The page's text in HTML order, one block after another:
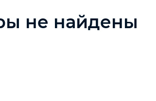
не найдены